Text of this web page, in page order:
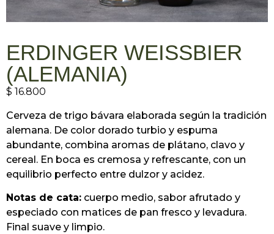
ERDINGER WEISSBIER
(ALEMANIA)
$ 16.800
Cerveza de trigo bávara elaborada según la tradición
alemana. De color dorado turbio y espuma
abundante, combina aromas de plátano, clavo y
cereal. En boca es cremosa y refrescante, con un
equilibrio perfecto entre dulzor y acidez.
Notas de cata: cuerpo medio, sabor afrutado y
especiado con matices de pan fresco y levadura.
Final suave y limpio.